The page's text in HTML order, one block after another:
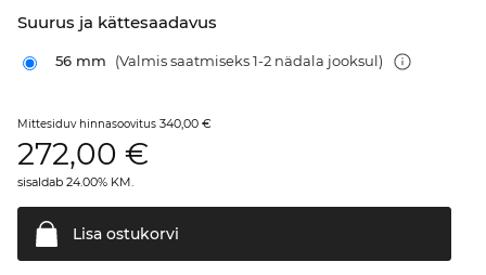
Suurus ja kättesaadavus
56 mm (Valmis saatmiseks 1-2 nädala jooksul)
Mittesiduv hinnasoovitus 340,00 €
272,00 €
sisaldab 24.00% KM.
Lisa ostukorvi